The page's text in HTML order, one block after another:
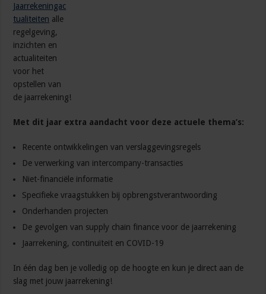
Jaarrekeningac
tualiteiten alle
regelgeving,
inzichten en
actualiteiten
voor het
opstellen van
de jaarrekening!
Met dit jaar extra aandacht voor deze actuele thema’s:
Recente ontwikkelingen van verslaggevingsregels
De verwerking van intercompany-transacties
Niet-financiële informatie
Specifieke vraagstukken bij opbrengstverantwoording
Onderhanden projecten
De gevolgen van supply chain finance voor de jaarrekening
Jaarrekening, continuïteit en COVID-19
In één dag ben je volledig op de hoogte en kun je direct aan de
slag met jouw jaarrekening!